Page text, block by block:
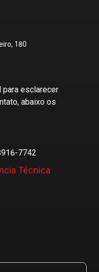
180
esclarecer
abaixo os
7742
Técnica